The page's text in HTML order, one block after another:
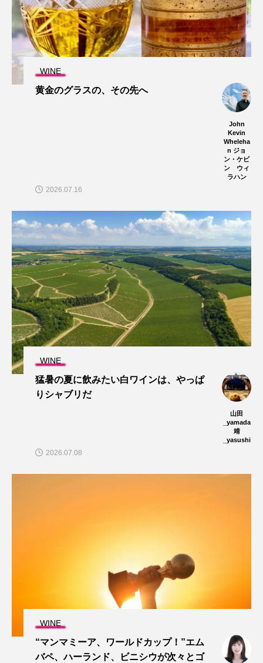
WINE
黄金のグラスの、その先へ
John
Kevin
Wheleha
n ジョ
ン・ケビ
ン ウィ
ラハン
2026.07.16
WINE
猛暑の夏に飲みたい白ワインは、やっぱ
りシャブリだ
山田
_yamada
靖
_yasushi
2026.07.08
WINE
“マンマミーア、ワールドカップ！”エム
バペ、ハーランド、ビニシウが次々とゴ